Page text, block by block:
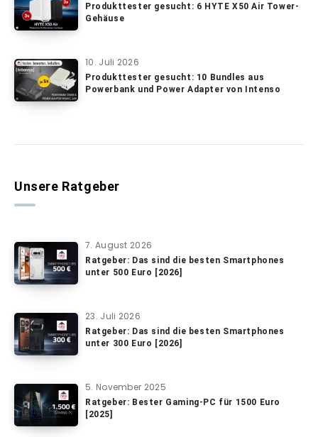
Produkttester gesucht: 6 HYTE X50 Air Tower-
Gehäuse
10. Juli 2026
Produkttester gesucht: 10 Bundles aus
Powerbank und Power Adapter von Intenso
Unsere Ratgeber
7. August 2026
Ratgeber: Das sind die besten Smartphones
unter 500 Euro [2026]
23. Juli 2026
Ratgeber: Das sind die besten Smartphones
unter 300 Euro [2026]
5. November 2025
Ratgeber: Bester Gaming-PC für 1500 Euro
[2025]